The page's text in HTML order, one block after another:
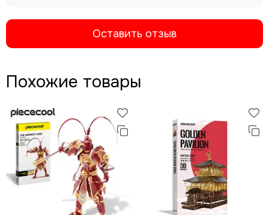
Оставить отзыв
Похожие товары